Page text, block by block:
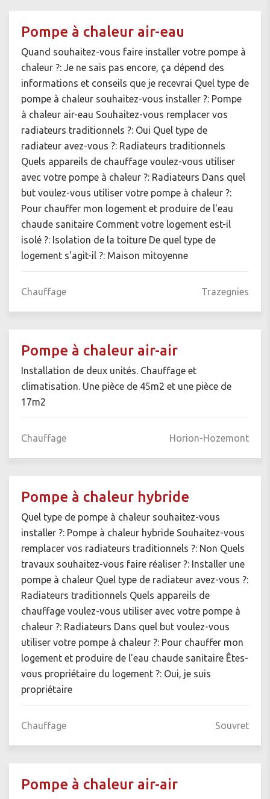
Pompe à chaleur air-eau
Quand souhaitez-vous faire installer votre pompe à
chaleur ?: Je ne sais pas encore, ça dépend des
informations et conseils que je recevrai Quel type de
pompe à chaleur souhaitez-vous installer ?: Pompe
à chaleur air-eau Souhaitez-vous remplacer vos
radiateurs traditionnels ?: Oui Quel type de
radiateur avez-vous ?: Radiateurs traditionnels
Quels appareils de chauffage voulez-vous utiliser
avec votre pompe à chaleur ?: Radiateurs Dans quel
but voulez-vous utiliser votre pompe à chaleur ?:
Pour chauffer mon logement et produire de l'eau
chaude sanitaire Comment votre logement est-il
isolé ?: Isolation de la toiture De quel type de
logement s'agit-il ?: Maison mitoyenne
Chauffage Trazegnies
Pompe à chaleur air-air
Installation de deux unités. Chauffage et
climatisation. Une pièce de 45m2 et une pièce de
17m2
Chauffage Horion-Hozemont
Pompe à chaleur hybride
Quel type de pompe à chaleur souhaitez-vous
installer ?: Pompe à chaleur hybride Souhaitez-vous
remplacer vos radiateurs traditionnels ?: Non Quels
travaux souhaitez-vous faire réaliser ?: Installer une
pompe à chaleur Quel type de radiateur avez-vous ?:
Radiateurs traditionnels Quels appareils de
chauffage voulez-vous utiliser avec votre pompe à
chaleur ?: Radiateurs Dans quel but voulez-vous
utiliser votre pompe à chaleur ?: Pour chauffer mon
logement et produire de l'eau chaude sanitaire Êtes-
vous propriétaire du logement ?: Oui, je suis
propriétaire
Chauffage Souvret
Pompe à chaleur air-air